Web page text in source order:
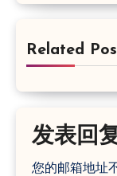
Related
发表回
您的邮箱地址